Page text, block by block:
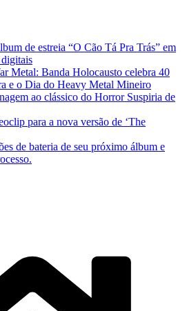
de estreia “O Cão Tá Pra Trás” em
digitais
Metal: Banda Holocausto celebra 40
e o Dia do Heavy Metal Mineiro
ao clássico do Horror Suspiria de
para a nova versão de ‘The
de bateria de seu próximo álbum e